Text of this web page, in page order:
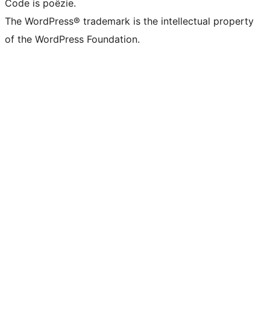
Code is poëzie.
The WordPress® trademark is the intellectual property
of the WordPress Foundation.